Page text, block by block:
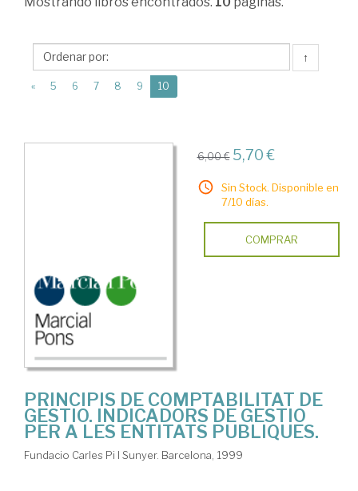
administrativa
↑
« 5 6 7 8 9 10
6,00 € 5,70 €
Sin Stock. Disponible en
7/10 días.
COMPRAR
PRINCIPIS DE COMPTABILITAT DE
GESTIO. INDICADORS DE GESTIO
PER A LES ENTITATS PUBLIQUES.
Fundacio Carles Pi I Sunyer. Barcelona, 1999